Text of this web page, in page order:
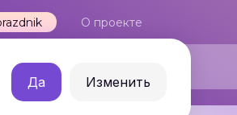
Да Изменить
О проекте